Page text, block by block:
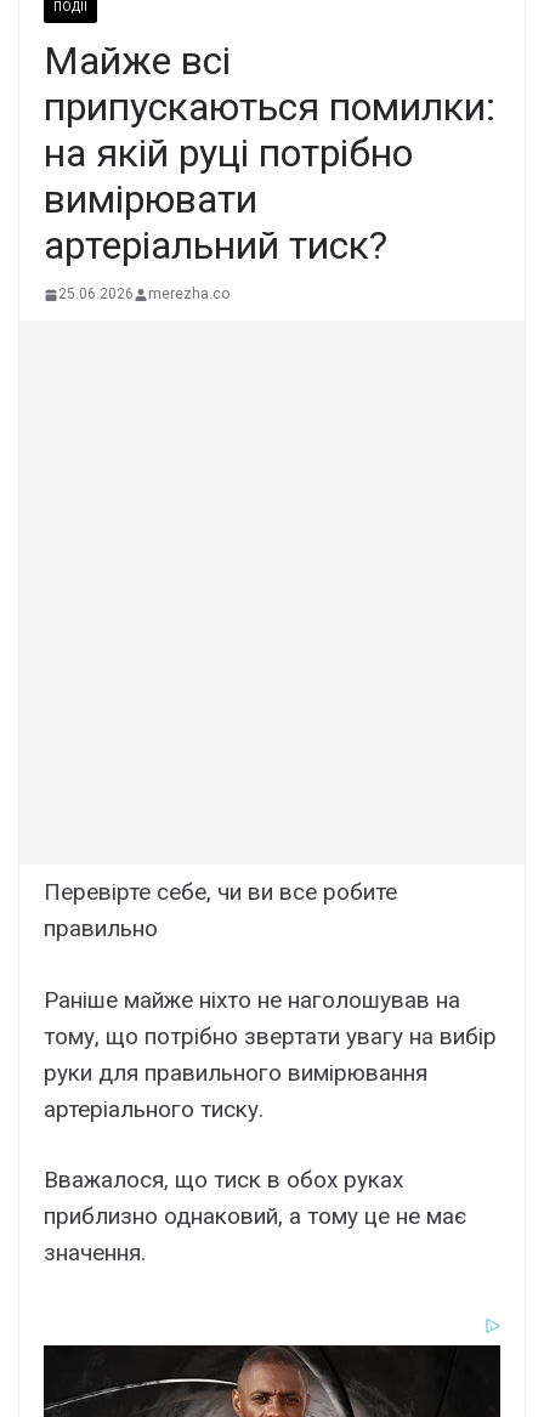
ПОДІЇ
Майже вcі
пpипускаються помилки:
на якiй pуці потpібно
виміpювати
аpтеріальний тиcк?
25.06.2026 merezha.co
Перевірте себе, чи ви все робите
правильно
Раніше майже ніхто не наголошував на
тому, що потрібно звертати увагу на вибір
руки для правильного вимірювання
артеріального тиску.
Вважалося, що тиск в обох руках
приблизно однаковий, а тому це не має
значення.